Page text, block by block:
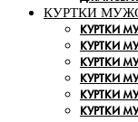
КУРТКИ
КУРТКИ
КУРТКИ
КУРТКИ
КУРТКИ
КУРТКИ
КУРТКИ